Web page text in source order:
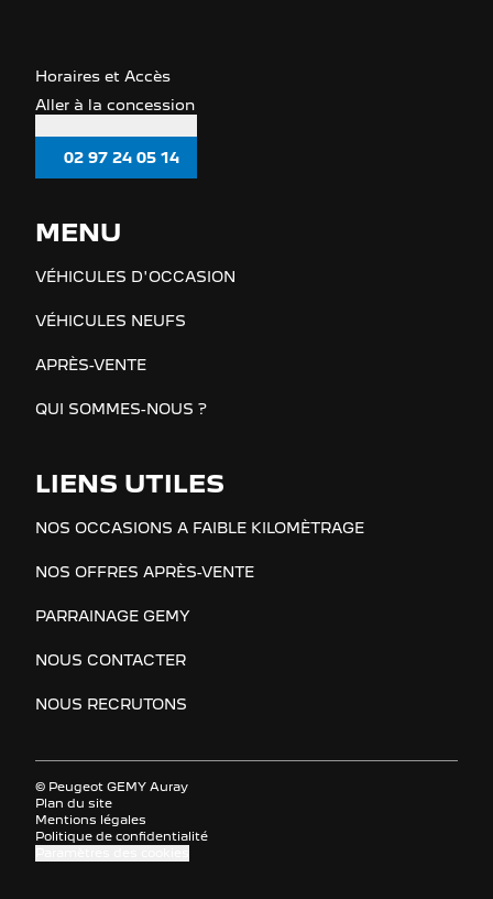
Horaires et Accès
Aller à la concession
02 97 24 05 14
MENU
VÉHICULES D'OCCASION
VÉHICULES NEUFS
APRÈS-VENTE
QUI SOMMES-NOUS ?
LIENS UTILES
NOS OCCASIONS A FAIBLE KILOMÈTRAGE
NOS OFFRES APRÈS-VENTE
PARRAINAGE GEMY
NOUS CONTACTER
NOUS RECRUTONS
© Peugeot GEMY Auray
Plan du site
Mentions légales
Politique de confidentialité